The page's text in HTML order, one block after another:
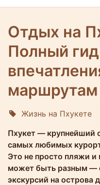
Отдых на
Полный
маршрутам
Жизнь на Пхукете
Пхукет — крупнейший
самых любимых
Это не просто пляжи
может быть разным —
экскурсий на острова